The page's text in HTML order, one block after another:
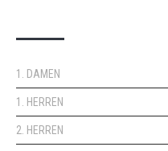
1. DAMEN
1. HERREN
2. HERREN